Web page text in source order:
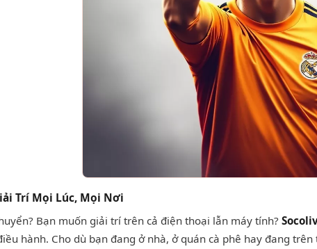
Trí Mọi Lúc, Mọi Nơi
Bạn muốn giải trí trên cả điện thoại lẫn máy tính?
hành. Cho dù bạn đang ở nhà, ở quán cà phê hay đang